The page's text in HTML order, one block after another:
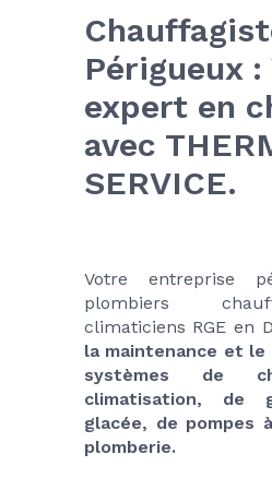
Périgueux
expert en
avec
SERVICE.
Votre entreprise
plombiers
la maintenance et le
systèmes de
climatisation, de
glacée, de pompes
plomberie.